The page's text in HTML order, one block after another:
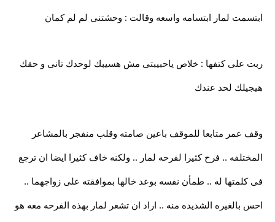
ابتسمت لمار ابتسامه واسعه وقالت : وحشتنى لم لم كمان
ربت على كتفها : خلاص ياحبيبتى مش هسيبك لوحدك تانى و حقك
هيجيلك لحد عندك
وقف عمر متابعا للموقف باعين صامته وقلب منفجر بالمشاعر
المختلفه .. فرح كثيرا لفرحه لمار .. ولكنه خاف كثيرا ايضا ان ترجع
فى كلمتها له .. طمأن نفسه بوعد خالها بموافقته على زواجهما ..
احس بالغيره الشديده منه .. اراد ان تشعر لمار بهذه الفرحه معه هو